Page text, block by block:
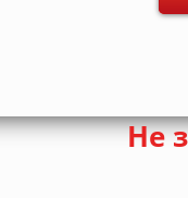
Не